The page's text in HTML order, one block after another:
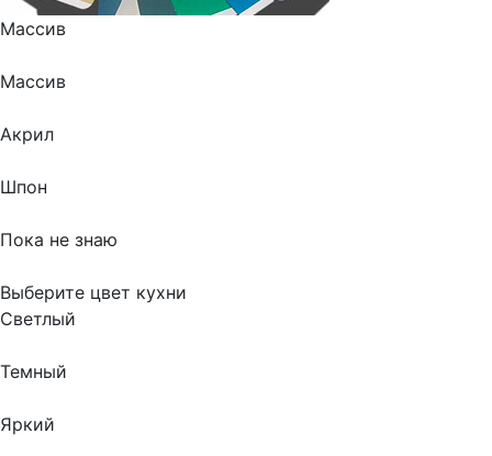
Массив
Массив
Акрил
Шпон
Пока не знаю
Выберите цвет кухни
Светлый
Темный
Яркий